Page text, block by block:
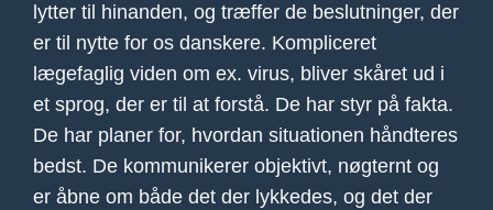
lytter til hinanden, og træffer de beslutninger, der
er til nytte for os danskere. Kompliceret
lægefaglig viden om ex. virus, bliver skåret ud i
et sprog, der er til at forstå. De har styr på fakta.
De har planer for, hvordan situationen håndteres
bedst. De kommunikerer objektivt, nøgternt og
er åbne om både det der lykkedes, og det der